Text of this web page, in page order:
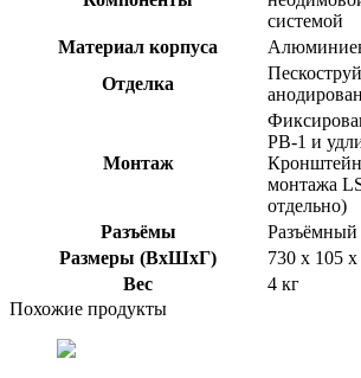
системой
Материал корпуса
Отделка
Монтаж
PB-1 и
Кронштейн
монтажа
отдельно)
Разъёмы
Размеры (ВxШxГ)
730 x 105
Вес
4 кг
Похожие продукты